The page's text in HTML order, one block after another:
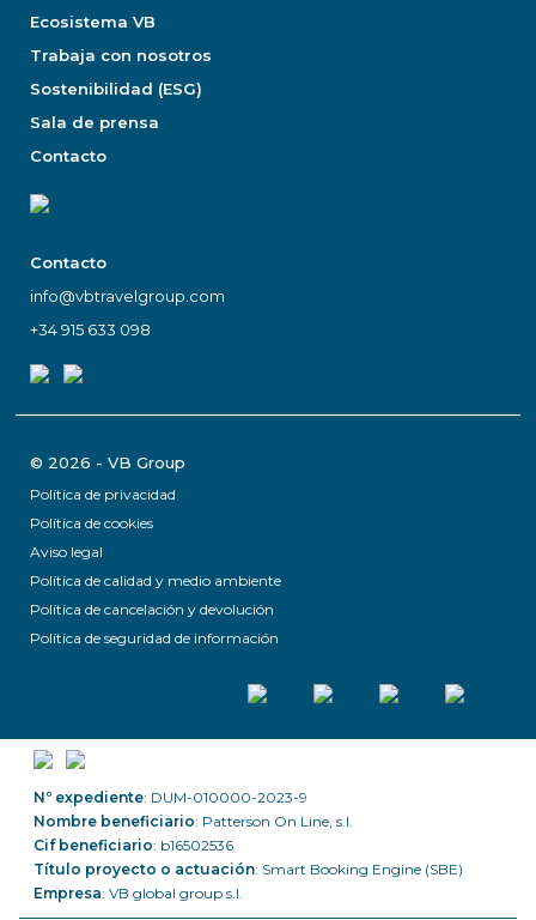
Ecosistema VB
Trabaja con nosotros
Sostenibilidad (ESG)
Sala de prensa
Contacto
Contacto
info@vbtravelgroup.com
+34 915 633 098
© 2026 - VB Group
Política de privacidad
Política de cookies
Aviso legal
Política de calidad y medio ambiente
Política de cancelación y devolución
Política de seguridad de información
Nº expediente: DUM-010000-2023-9
Nombre beneficiario: Patterson On Line, s.l.
Cif beneficiario: b16502536
Título proyecto o actuación: Smart Booking Engine (SBE)
Empresa: VB global group s.l.